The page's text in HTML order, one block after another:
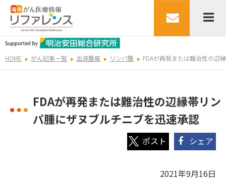
HOME がん記事一覧 血液腫瘍 リンパ腫 FDAが再発または難治性の辺
FDAが再発または難治性の辺縁帯リン
パ腫にザヌブルチニブを迅速承認
シェア
2021年9月16日